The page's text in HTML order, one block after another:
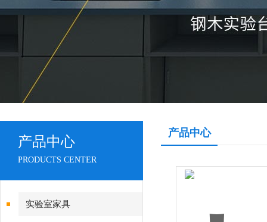
产品中心
PRODUCTS CENTER
实验室家具
产品中心